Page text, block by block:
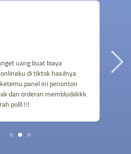
uang buat biaya
di tiktok hasilnya
panel ini penonton
dan orderan membludakkk
polll !!!